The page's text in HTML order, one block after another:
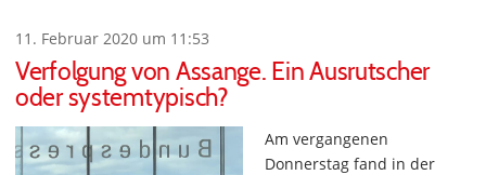
11. Februar 2020 um 11:53
Verfolgung von Assange. Ein Ausrutscher
oder systemtypisch?
Am vergangenen
Donnerstag fand in der